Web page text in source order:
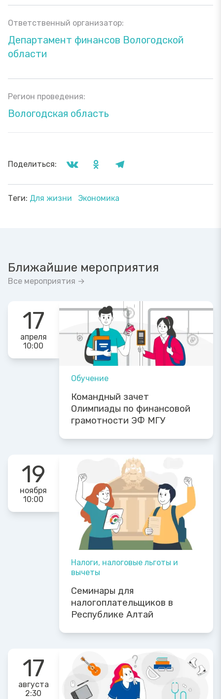
Ответственный организатор:
Департамент финансов Вологодской
области
Регион проведения:
Вологодская область
Поделиться:
Теги: Для жизни Экономика
Ближайшие мероприятия
Все мероприятия →
17
апреля
10:00
Обучение
Командный зачет
Олимпиады по финансовой
грамотности ЭФ МГУ
19
ноября
10:00
Налоги, налоговые льготы и
вычеты
Семинары для
налогоплательщиков в
Республике Алтай
17
августа
2:30